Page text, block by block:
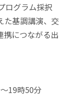
ログラム採択
た基調講演、交
携につながる出
19時50分